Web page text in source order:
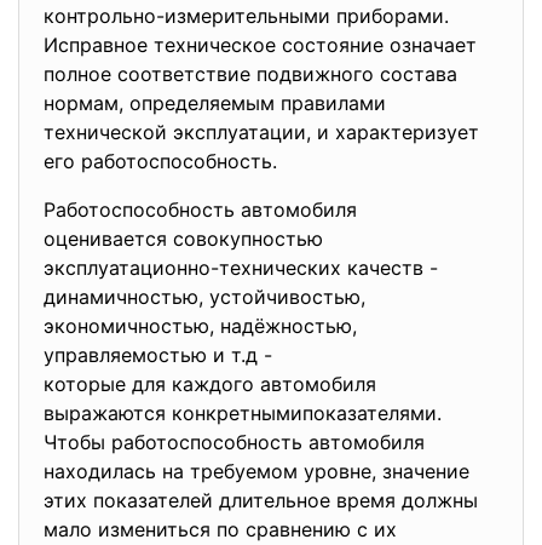
контрольно-измерительными приборами.
Исправное техническое состояние означает
полное соответствие подвижного состава
нормам, определяемым правилами
технической эксплуатации, и характеризует
его работоспособность.
Работоспособность автомобиля
оценивается совокупностью
эксплуатационно-технических качеств -
динамичностью, устойчивостью,
экономичностью, надёжностью,
управляемостью и т.д -
которые для каждого автомобиля
выражаются конкретнымипоказателями.
Чтобы работоспособность автомобиля
находилась на требуемом уровне, значение
этих показателей длительное время должны
мало измениться по сравнению с их